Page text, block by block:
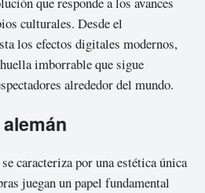
culturales. Desde el
los efectos digitales modernos,
imborrable que sigue
alrededor del mundo.
caracteriza por una estética única
juegan un papel fundamental